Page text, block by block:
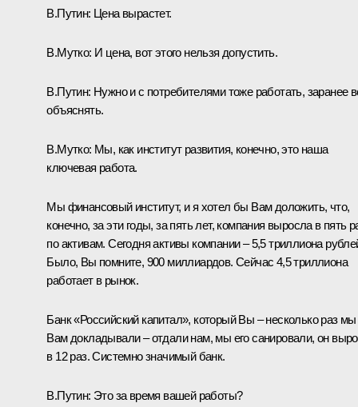
В.Путин: Цена вырастет.
В.Мутко: И цена, вот этого нельзя допустить.
В.Путин: Нужно и с потребителями тоже работать, заранее
объяснять.
В.Мутко: Мы, как институт развития, конечно, это наша
ключевая работа.
Мы финансовый институт, и я хотел бы Вам доложить, что,
конечно, за эти годы, за пять лет, компания выросла в пять
по активам. Сегодня активы компании – 5,5 триллиона
Было, Вы помните, 900 миллиардов. Сейчас 4,5 триллиона
работает в рынок.
Банк «Российский капитал», который Вы – несколько раз мы
Вам докладывали – отдали нам, мы его санировали, он
в 12 раз. Системно значимый банк.
В.Путин: Это за время вашей работы?